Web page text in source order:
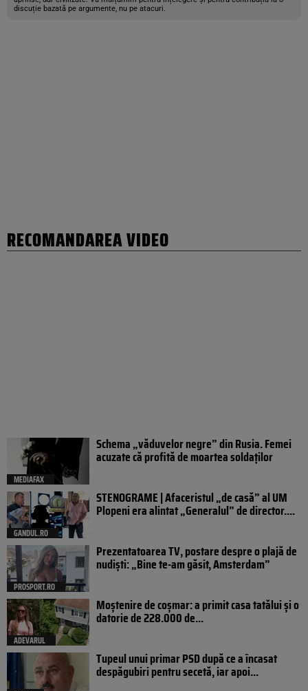
discuție bazată pe argumente, nu pe atacuri.
RECOMANDAREA VIDEO
MEDIAFAX
Schema „văduvelor negre” din Rusia. Femei
acuzate că profită de moartea soldaților
GANDUL.RO
STENOGRAME | Afaceristul „de casă” al UM
Plopeni era alintat „Generalul” de director....
PROSPORT.RO
Prezentatoarea TV, postare despre o plajă de
nudiști: „Bine te-am găsit, Amsterdam”
ADEVARUL
Moștenire de coșmar: a primit casa tatălui și o
datorie de 228.000 de...
Tupeul unui primar PSD după ce a încasat
despăgubiri pentru secetă, iar apoi...